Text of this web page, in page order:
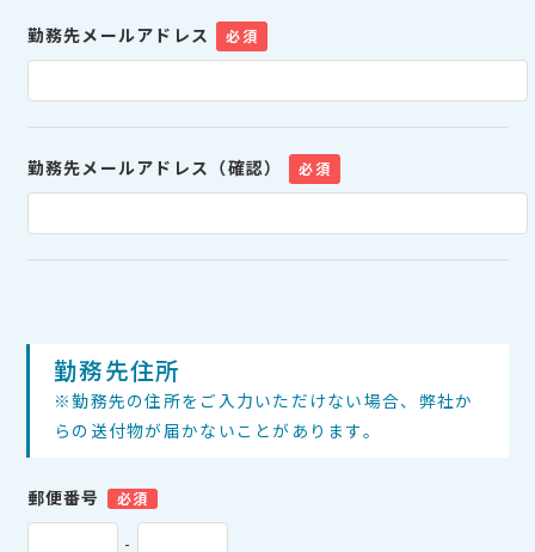
勤務先メールアドレス 必須
勤務先メールアドレス（確認） 必須
勤務先住所
※勤務先の住所をご入力いただけない場合、弊社か
らの送付物が届かないことがあります。
郵便番号 必須
-